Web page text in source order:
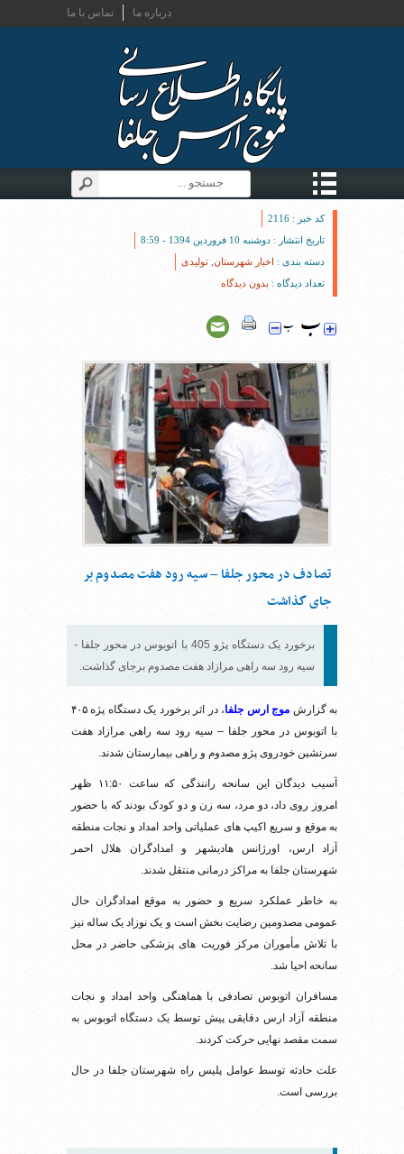
تماس با ما درباره ما
کد خبر : 2116
تاریخ انتشار : دوشنبه 10 فروردین 1394 - 8:59
دسته بندی : اخبار شهرستان تولیدی
تعداد دیدگاه : بدون دیدگاه
تصادف در محور جلفا – سیه رود هفت مصدوم بر
جای گذاشت
برخورد یک دستگاه پژو 405 با اتوبوس در محور جلفا -
سیه رود سه راهی مرازاد هفت مصدوم برجای گذاشت.
به گزارش موج ارس جلفا
، در اثر برخورد یک دستگاه پژه ۴۰۵
با اتوبوس در محور جلفا – سیه رود سه راهی مرازاد هفت
سرنشین خودروی پژو مصدوم و راهی بیمارستان شدند.
آسیب دیدگان این سانحه رانندگی که ساعت ۱۱:۵۰ ظهر
امروز روی داد، دو مرد، سه زن و دو کودک بودند که با حضور
به موقع و سریع اکیپ های عملیاتی واحد امداد و نجات منطقه
آزاد ارس، اورژانس هادیشهر و امدادگران هلال احمر
شهرستان جلفا به مراکز درمانی منتقل شدند.
به خاطر عملکرد سریع و حضور به موقع امدادگران حال
عمومی مصدومین رضایت بخش است و یک نوزاد یک ساله نیز
با تلاش مأموران مرکز فوریت های پزشکی حاضر در محل
سانحه احیا شد.
مسافران اتوبوس تصادفی با هماهنگی واحد امداد و نجات
منطقه آزاد ارس دقایقی پیش توسط یک دستگاه اتوبوس به
سمت مقصد نهایی حرکت کردند.
علت حادثه توسط عوامل پلیس راه شهرستان جلفا در حال
بررسی است.